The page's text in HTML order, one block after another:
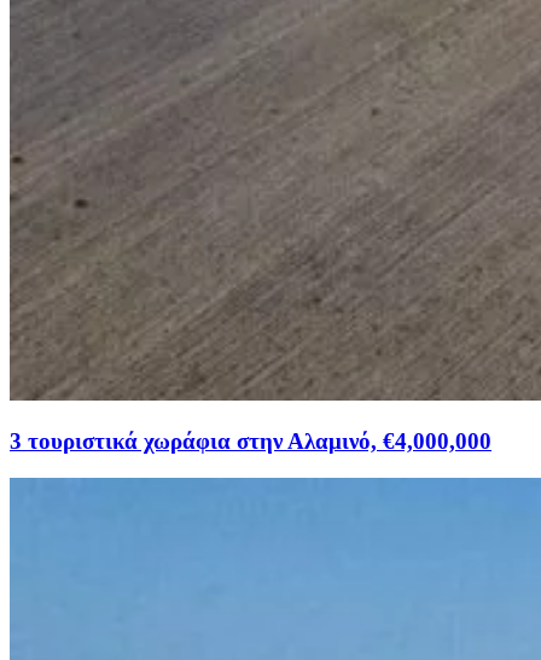
3 τουριστικά χωράφια στην Αλαμινό, €4,000,000